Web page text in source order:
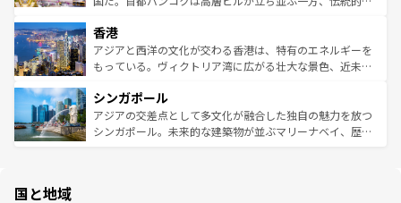
とつ。フォーやバインミー、ベトナムコーヒーなどは、ぜ
ひ現地で味わいたい。どの地域を訪れてもあたたかい人々
が旅行者を迎えてくれるので、きっと忘れられない旅にな
参照してほしい。
の活気が交差している。北部ではチェンマイなどの山岳地
帯で自然と触れ合い、南部ではプーケットやクラビの美し
いビーチでリゾート気分を楽しむことができる。タイ料理
激する。気候は一年中温暖で、どの季節にも異なる楽しみ
が待っている。親しみやすいタイの人々、仏教を中心とし
た文化、そして多様な観光資源が、訪れる旅人を魅了し続
香港
アジアと西洋の文化が交わる香港は、特有のエネルギーを
もっている。ヴィクトリア湾に広がる壮大な景色、近未来
み、どこを訪れても感動するはず。観光スポットが密集し
ており、効率よく見どころを回れるのも魅力。息をのむよ
うな絶景から文化的な体験まで、香港を存分に楽しみ尽く
シンガポール
アジアの交差点として多文化が融合した独自の魅力を放つ
シンガポール。未来的な建築物が並ぶマリーナベイ、歴史
国と地域